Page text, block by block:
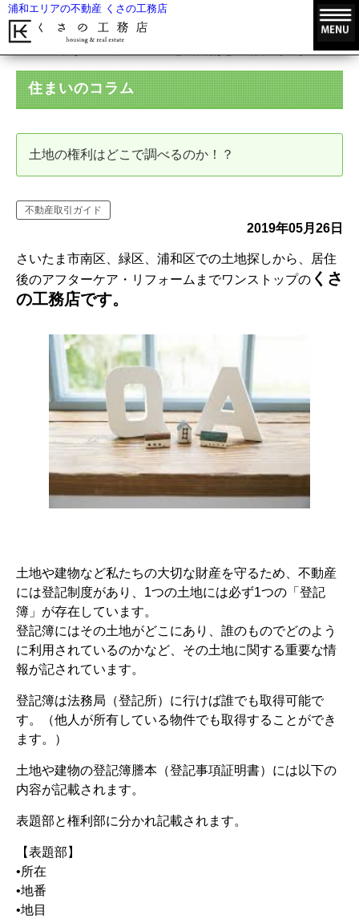
浦和エリアの不動産 くさの工務店
土地の権利はどこで調べるのか！？
住まいのコラム
土地の権利はどこで調べるのか！？
不動産取引ガイド
2019年05月26日
さいたま市南区、緑区、浦和区での土地探しから、居住
後のアフターケア・リフォームまでワンストップの くさ
の工務店です。
土地や建物など私たちの大切な財産を守るため、不動産
には登記制度があり、1つの土地には必ず1つの「登記
簿」が存在しています。
登記簿にはその土地がどこにあり、誰のものでどのよう
に利用されているのかなど、その土地に関する重要な情
報が記されています。
登記簿は法務局（登記所）に行けば誰でも取得可能で
す。（他人が所有している物件でも取得することができ
ます。）
土地や建物の登記簿謄本（登記事項証明書）には以下の
内容が記載されます。
表題部と権利部に分かれ記載されます。
【表題部】
•所在
•地番
•地目